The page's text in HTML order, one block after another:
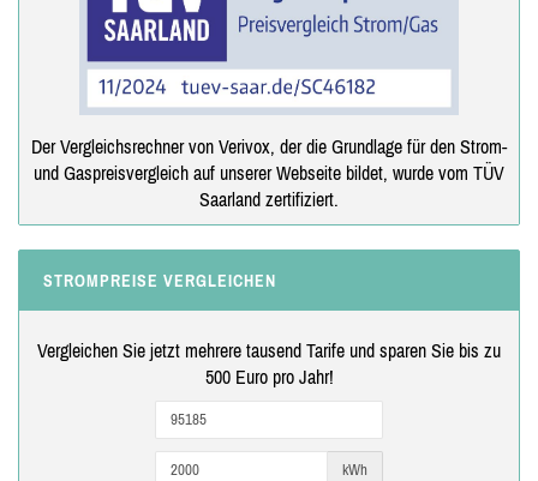
Der Vergleichsrechner von Verivox, der die Grundlage für den Strom-
und Gaspreisvergleich auf unserer Webseite bildet, wurde vom TÜV
Saarland zertifiziert.
STROMPREISE VERGLEICHEN
Vergleichen Sie jetzt mehrere tausend Tarife und sparen Sie bis zu
500 Euro pro Jahr!
kWh